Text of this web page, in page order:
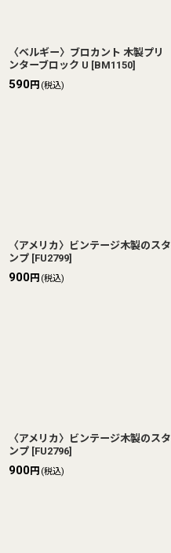
〈ベルギー〉ブロカント 木製プリ
ンターブロック U [BM1150]
590円 (税込)
〈アメリカ〉ビンテージ木製のスタ
ンプ [FU2799]
900円 (税込)
〈アメリカ〉ビンテージ木製のスタ
ンプ [FU2796]
900円 (税込)